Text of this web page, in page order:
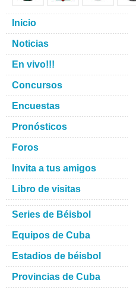
Inicio
Noticias
En vivo!!!
Concursos
Encuestas
Pronósticos
Foros
Invita a tus amigos
Libro de visitas
Series de Béisbol
Equipos de Cuba
Estadios de béisbol
Provincias de Cuba